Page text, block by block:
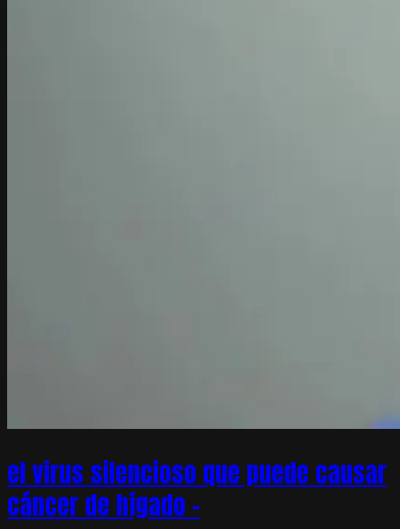
el virus silencioso que puede causar
cáncer de hígado –